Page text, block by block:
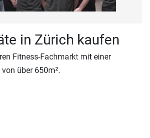
in Zürich kaufen
Fitness-Fachmarkt mit einer
über 650m².